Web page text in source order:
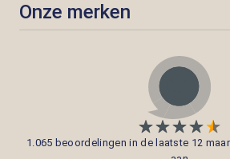
Onze merken
1.065 beoordelingen in de laatste 12